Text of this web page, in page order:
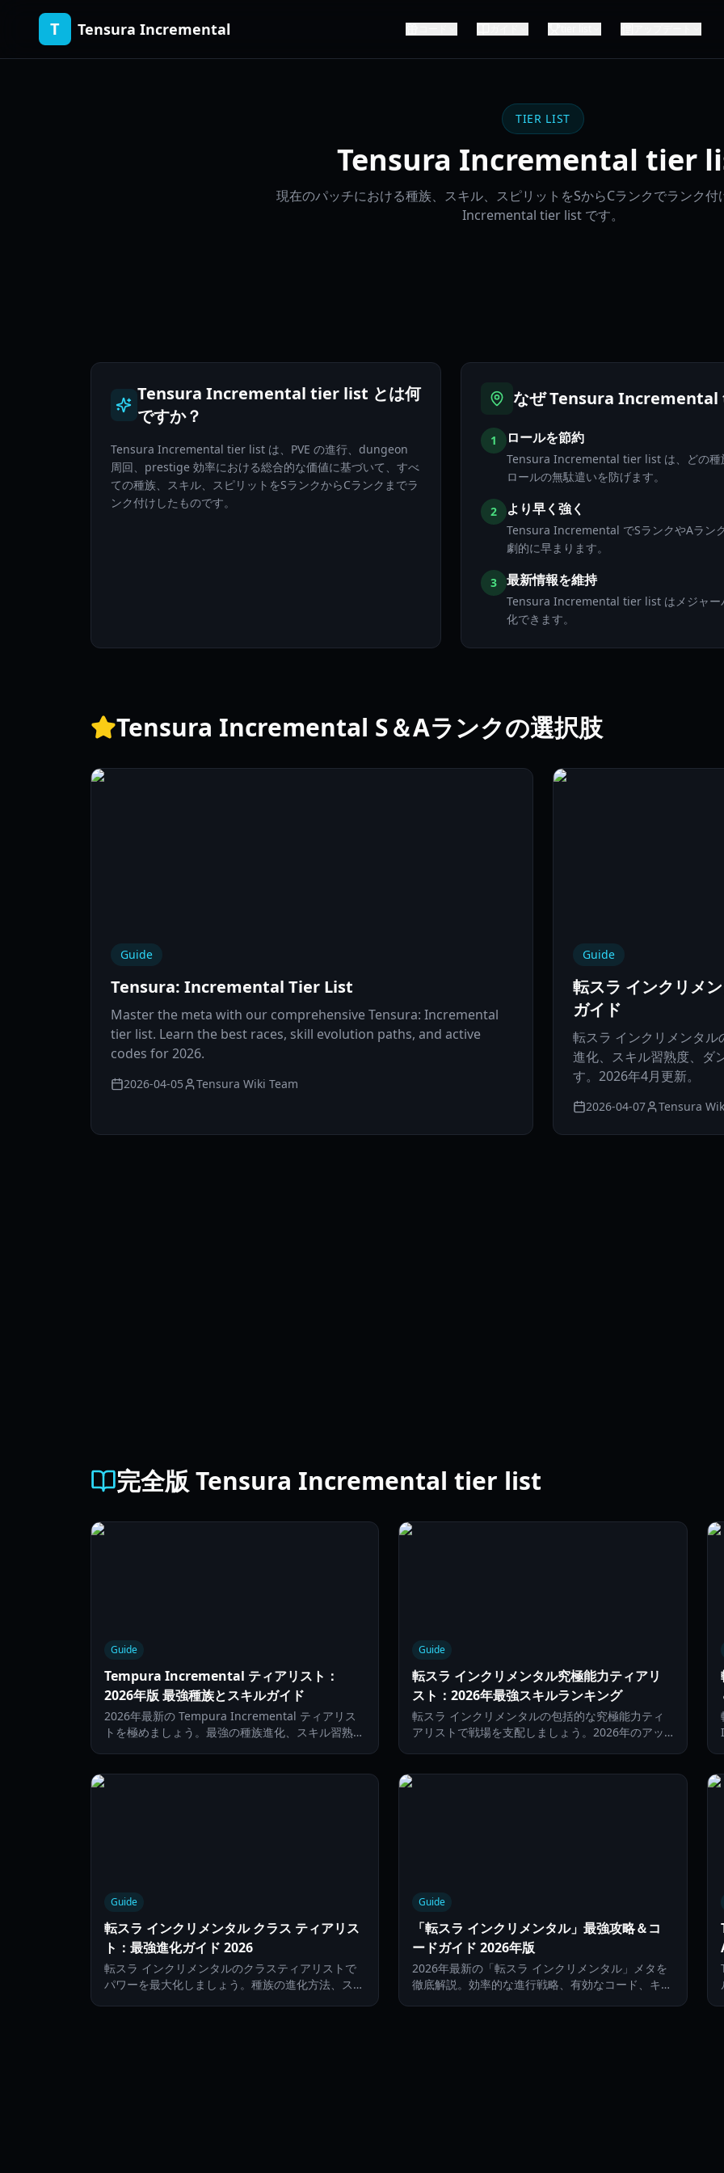
T Tensura Incremental
TIER LIST
Tensura Incremental tier
現在のパッチにおける種族、スキル、スピリットをSからCランクでランク
Incremental tier list です。
Tensura Incremental tier list とは何
ですか？
Tensura Incremental tier list は、PVE の進行、dungeon
周回、prestige 効率における総合的な価値に基づいて、すべ
ての種族、スキル、スピリットをSランクからCランクまでラ
ンク付けしたものです。
なぜ Tensura Incremental
1 ロールを節約
Tensura Incremental tier list は、どの種
ロールの無駄遣いを防げます。
2 より早く強く
Tensura Incremental でSランクやAラン
劇的に早まります。
3 最新情報を維持
Tensura Incremental tier list はメジャー
化できます。
Tensura Incremental S＆Aランクの選択肢
Guide
Tensura: Incremental Tier List
Master the meta with our comprehensive Tensura: Incremental
tier list. Learn the best races, skill evolution paths, and active
codes for 2026.
2026-04-05 Tensura Wiki Team
Guide
転スラ インクリメ
ガイド
転スラ インクリメンタ
進化、スキル習熟度、ダ
す。2026年4月更新。
2026-04-07 Tensura
完全版 Tensura Incremental tier list
Guide
Tempura Incremental ティアリスト：
2026年版 最強種族とスキルガイド
2026年最新の Tempura Incremental ティアリス
トを極めましょう。最強の種族進化、スキル習熟テ
Guide
転スラ インクリメンタル究極能力ティアリ
スト：2026年最強スキルランキング
転スラ インクリメンタルの包括的な究極能力ティ
アリストで戦場を支配しましょう。2026年のアッ
Guide
転スラ インクリメンタル クラス ティアリス
ト：最強進化ガイド 2026
転スラ インクリメンタルのクラスティアリストで
パワーを最大化しましょう。種族の進化方法、スキ
Guide
「転スラ インクリメンタル」最強攻略＆コ
ードガイド 2026年版
2026年最新の「転スラ インクリメンタル」メタを
徹底解説。効率的な進行戦略、有効なコード、キャ